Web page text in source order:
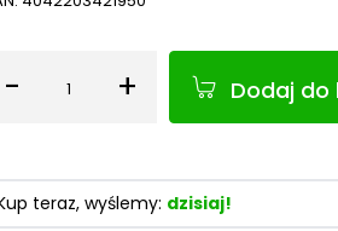
- Ilość + Dodaj do
teraz, wyślemy: dzisiaj!